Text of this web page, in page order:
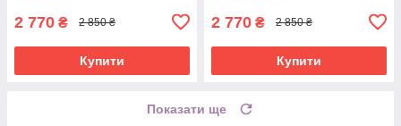
2 770 ₴ 2 850 ₴
Купити
2 770 ₴ 2 850 ₴
Купити
Показати ще